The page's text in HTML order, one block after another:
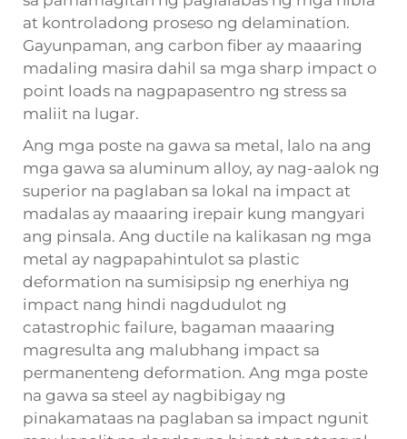
at kontroladong proseso ng delamination.
Gayunpaman, ang carbon fiber ay maaaring
madaling masira dahil sa mga sharp impact o
point loads na nagpapasentro ng stress sa
maliit na lugar.
Ang mga poste na gawa sa metal, lalo na ang
mga gawa sa aluminum alloy, ay nag-aalok ng
superior na paglaban sa lokal na impact at
madalas ay maaaring irepair kung mangyari
ang pinsala. Ang ductile na kalikasan ng mga
metal ay nagpapahintulot sa plastic
deformation na sumisipsip ng enerhiya ng
impact nang hindi nagdudulot ng
catastrophic failure, bagaman maaaring
magresulta ang malubhang impact sa
permanenteng deformation. Ang mga poste
na gawa sa steel ay nagbibigay ng
pinakamataas na paglaban sa impact ngunit